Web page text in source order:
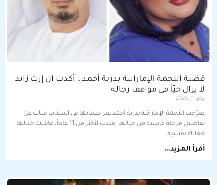
قضية النجمة الإماراتية بدرية أحمد… أكدت ان إرث زايد
لا يزال حيّاً في مواقف رجاله
يناير 11, 2026
صرّحت النجمة الإماراتية بدرية أحمد عبر حسابها في السناب شات عن
تفاصيل مرحلة قاسية من حياتها امتدت لأكثر من 11 عاماً، عاشت خلالها
معاناة نفسية
أقرأ المزيد...